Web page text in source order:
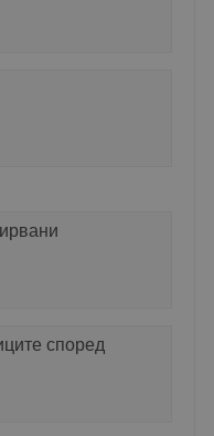
според